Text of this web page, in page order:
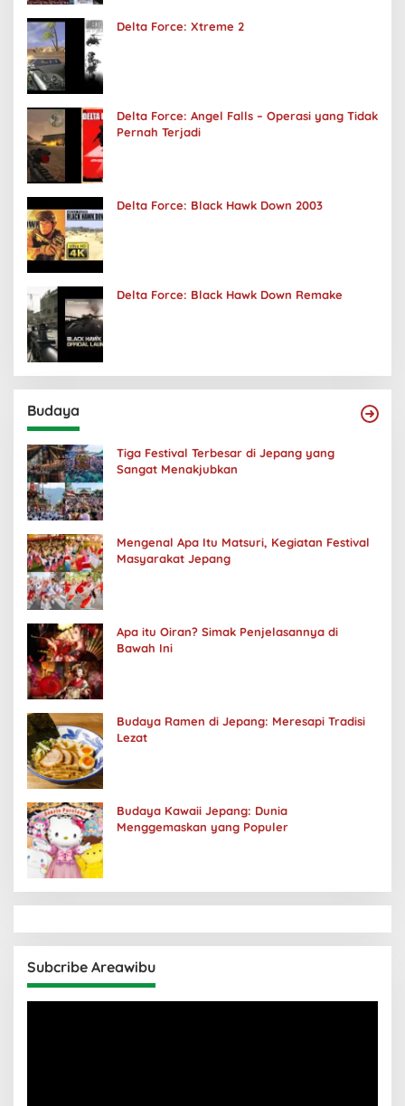
Delta Force: Xtreme 2
Delta Force: Angel Falls – Operasi yang Tidak
Pernah Terjadi
Delta Force: Black Hawk Down 2003
Delta Force: Black Hawk Down Remake
Budaya
Tiga Festival Terbesar di Jepang yang
Sangat Menakjubkan
Mengenal Apa Itu Matsuri, Kegiatan Festival
Masyarakat Jepang
Apa itu Oiran? Simak Penjelasannya di
Bawah Ini
Budaya Ramen di Jepang: Meresapi Tradisi
Lezat
Budaya Kawaii Jepang: Dunia
Menggemaskan yang Populer
Subcribe Areawibu